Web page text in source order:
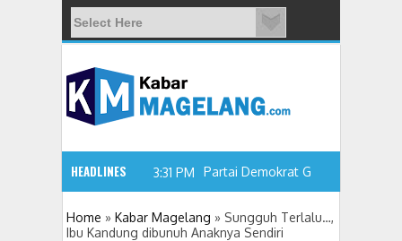
HEADLINES
3:31 PM
Home » Kabar Magelang » Sungguh Terlalu…,
Ibu Kandung dibunuh Anaknya Sendiri